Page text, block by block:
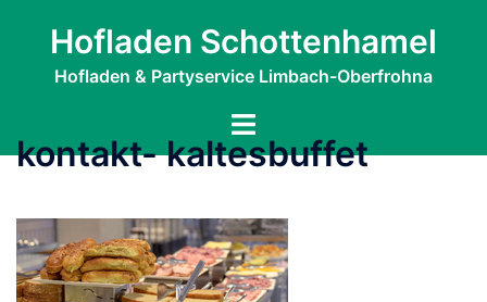
springen
Hofladen Schottenhamel
Hofladen & Partyservice Limbach-Oberfrohna
Menü
umschalten
kontakt- kaltesbuffet